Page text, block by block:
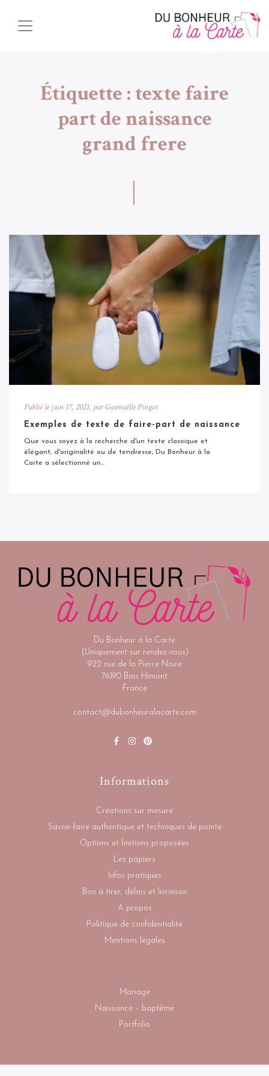
Étiquette :texte faire
part de naissance
grand frere
Publié le juin 17, 2021, par Gwenaëlle Pingot
Exemples de texte de faire-part de naissance
Que vous soyez à la recherche d'un texte classique et
élégant, d'originalité ou de tendresse, Du Bonheur à la
Carte a sélectionné un...
Du Bonheur à la Carte
(Uniquement sur rendez-vous)
922 rue de la Pierre Noire
76190 Bois Himont
France
contact@dubonheuralacarte.com
Informations
Créations sur mesure
Savoir-faire authentique et techniques de pointe
Options et finitions proposées
Les papiers
Infos pratiques
Bon à tirer, délais et livraison
A propos
Politique de confidentialité
Mentions légales
Mariage
Naissance – baptême
Portfolio